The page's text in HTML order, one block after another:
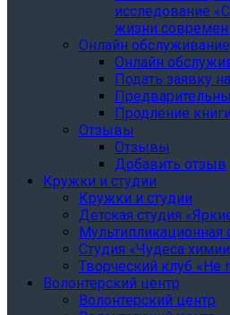
исследование
жизни
Онлайн обслуживание
Онлайн
Подать заявку
Продление книги
Отзывы
Отзывы
Добавить отзыв
Кружки и студии
Кружки и студии
Детская студия
Мультипликационная
Студия «Чудеса
Творческий клуб «Не
Волонтерский центр
Волонтерский центр